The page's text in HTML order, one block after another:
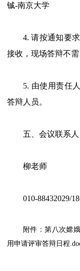
铖-南京大学
4. 请按通知要
接收，现场答辩不
5. 由使用责任
答辩人员。
五、会议联系人
柳老师
010-88432029/
附件：第八次嫦
用申请评审答辩日程